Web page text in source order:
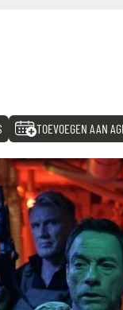
TOEVOEGEN AAN